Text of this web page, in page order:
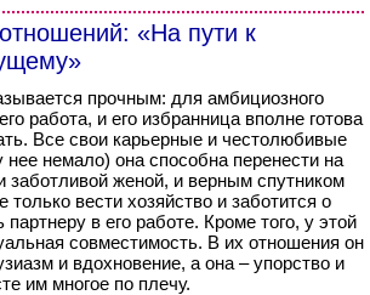
«На пути к
прочным: для амбициозного
работа, и его избранница вполне готова
Все свои карьерные и честолюбивые
немало) она способна перенести на
заботливой женой, и верным спутником
только вести хозяйство и заботится о
партнеру в его работе. Кроме того, у этой
совместимость. В их отношения он
и вдохновение, а она – упорство и
им многое по плечу.